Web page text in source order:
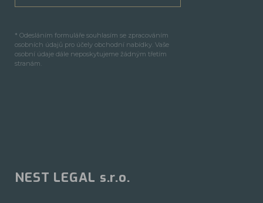
* Odesláním formuláře souhlasím se zpracováním
osobních údajů pro účely obchodní nabídky. Vaše
osobní údaje dále neposkytujeme žádným třetím
stranám.
NEST LEGAL s.r.o.